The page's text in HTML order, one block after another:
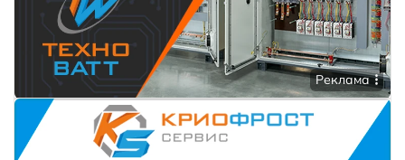
Реклама